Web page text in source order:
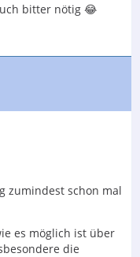
bitter nötig 😂
zumindest schon mal
es möglich ist über
die